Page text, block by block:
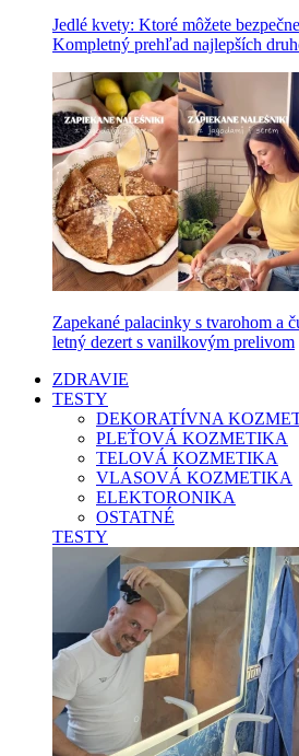
Jedlé kvety: Ktoré môžete
Kompletný prehľad najlepších
Zapekané palacinky s tvarohom a
letný dezert s vanilkovým prelivom
ZDRAVIE
TESTY
DEKORATÍVNA
PLEŤOVÁ KOZMETIKA
TELOVÁ KOZMETIKA
VLASOVÁ KOZMETIKA
ELEKTORONIKA
OSTATNÉ
TESTY